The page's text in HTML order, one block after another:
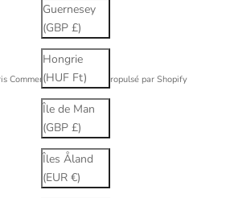
Guernesey
(GBP £)
Hongrie
(HUF Ft)
Île de Man
(GBP £)
Îles Åland
(EUR €)
Commerce électronique propulsé par Shopify